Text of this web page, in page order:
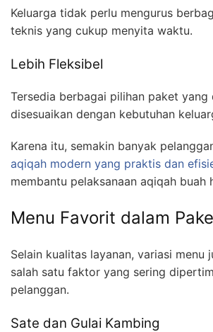
Keluarga tidak perlu mengurus
teknis yang cukup menyita waktu.
Lebih Fleksibel
Tersedia berbagai pilihan paket yang
disesuaikan dengan kebutuhan
Karena itu, semakin banyak
aqiqah modern yang praktis dan
membantu pelaksanaan aqiqah buah
Menu Favorit dalam
Selain kualitas layanan, variasi menu
salah satu faktor yang sering
pelanggan.
Sate dan Gulai Kambing